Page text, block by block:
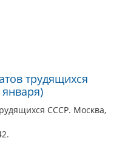
трудящихся
СССР. Москва,